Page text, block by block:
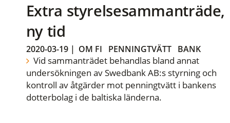
Extra styrelsesammanträde,
ny tid
2020-03-19| OM FI PENNINGTVÄTT BANK
Vid sammanträdet behandlas bland annat
undersökningen av Swedbank AB:s styrning och
kontroll av åtgärder mot penningtvätt i bankens
dotterbolag i de baltiska länderna.